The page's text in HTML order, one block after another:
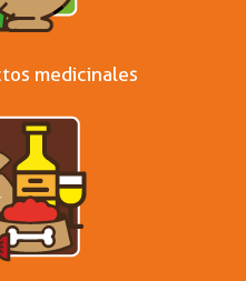
medicinales